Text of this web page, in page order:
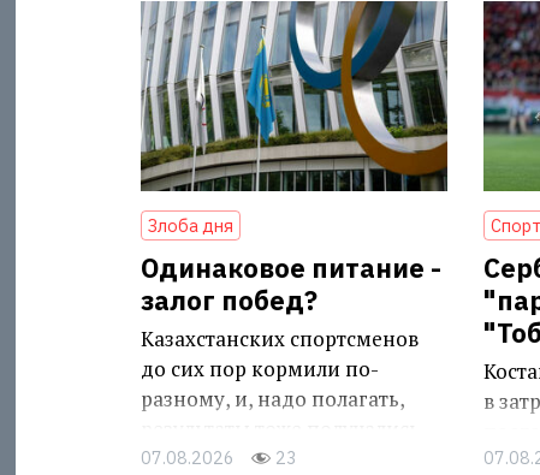
Злоба дня
Одинаковое питание -
залог побед?
Казахстанских спортсменов
до сих пор кормили по-
разному, и, надо полагать,
разными
07.08.2026 23
в